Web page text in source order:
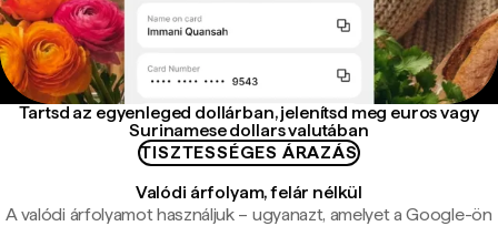
Tartsd az egyenleged dollárban, jelenítsd meg euros vagy
Surinamese dollars valutában
TISZTESSÉGES ÁRAZÁS
Valódi árfolyam, felár nélkül
A valódi árfolyamot használjuk – ugyanazt, amelyet a Google-ön